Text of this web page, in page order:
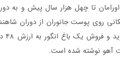
روی پوست جانوران از دوران
آهو نوشته شده است.